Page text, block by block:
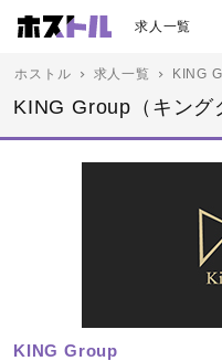
求人一覧
ホストル 求人一覧 KING
KING Group（キング
KING Group